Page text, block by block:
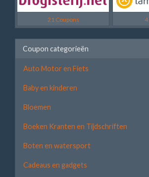
21 Coupons 4
Coupon categorieën
Auto Motor en Fiets
Baby en kinderen
Bloemen
Boeken Kranten en Tijdschriften
Boten en watersport
Cadeaus en gadgets